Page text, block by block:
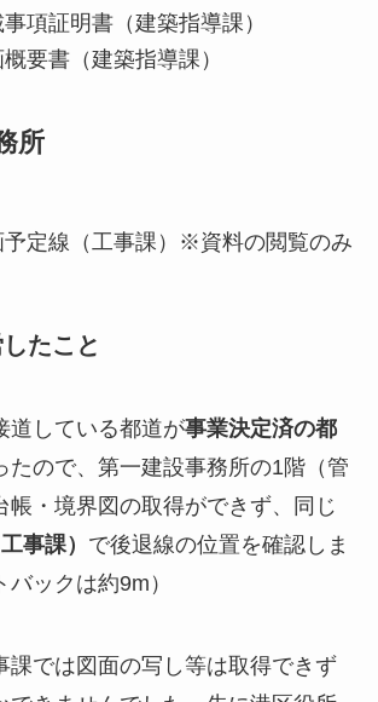
項証明書（建築指導課）
要書（建築指導課）
所
予定線（工事課）※資料の閲覧のみ
たこと
道している都道が事業決定済の都
たので、第一建設事務所の1階（管
帳・境界図の取得ができず、同じ
事課） で後退線の位置を確認しま
バックは約9m）
課では図面の写し等は取得できず